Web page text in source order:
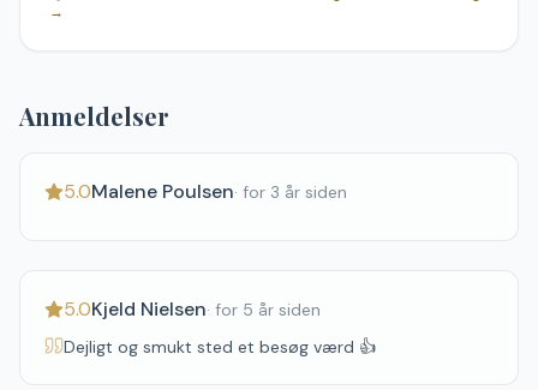
→
Anmeldelser
5.0Malene Poulsen· for 3 år siden
5.0Kjeld Nielsen· for 5 år siden
Dejligt og smukt sted et besøg værd 👍